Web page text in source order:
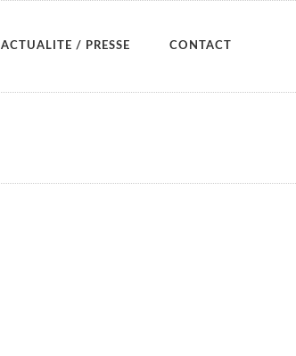
ACTUALITE / PRESSE CONTACT